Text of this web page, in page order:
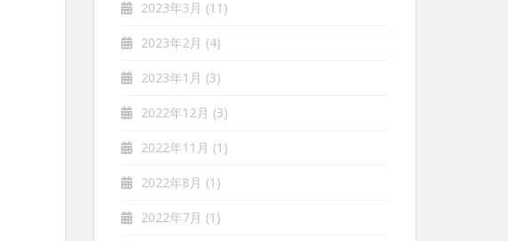
2023年3月 (11)
2023年2月 (4)
2023年1月 (3)
2022年12月 (3)
2022年11月 (1)
2022年8月 (1)
2022年7月 (1)